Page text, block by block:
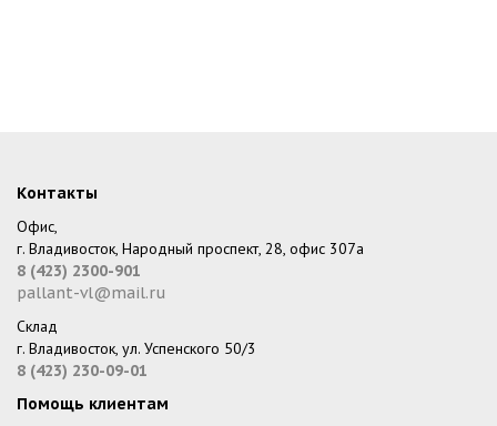
Контакты
Офис,
г. Владивосток, Народный проспект, 28, офис 307а
8 (423) 2300-901
pallant-vl@mail.ru
Склад
г. Владивосток, ул. Успенского 50/3
8 (423) 230-09-01
Помощь клиентам